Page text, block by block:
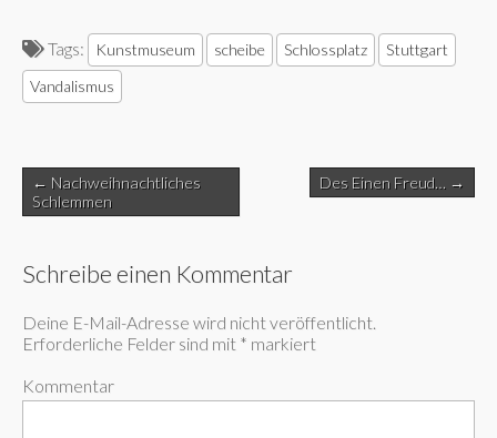
Tags: Kunstmuseum scheibe Schlossplatz
Stuttgart
Vandalismus
Post
navigation
← Nachweihnachtliches
Schlemmen
Des Einen Freud… →
Schreibe einen Kommentar
Deine E-Mail-Adresse wird nicht veröffentlicht.
Erforderliche Felder sind mit * markiert
Kommentar